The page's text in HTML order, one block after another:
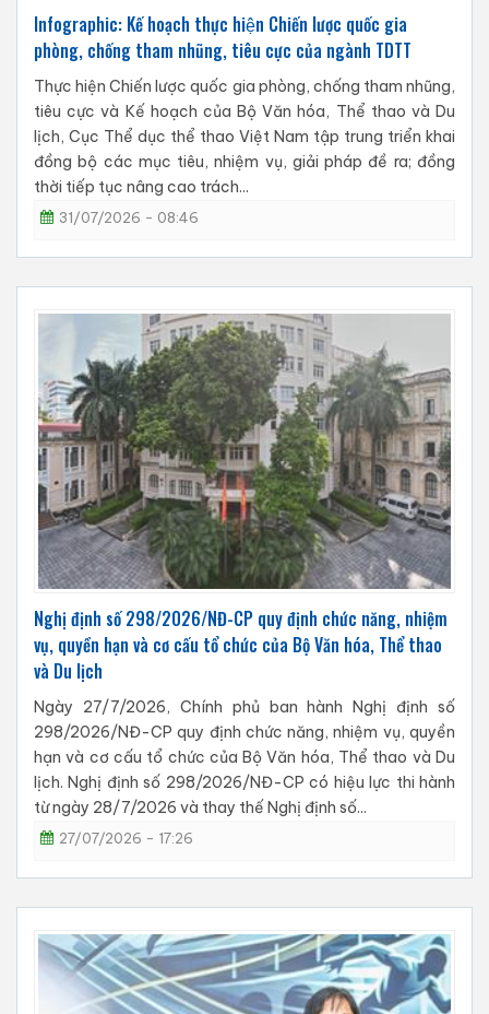
Infographic: Kế hoạch thực hiện Chiến lược quốc gia
phòng, chống tham nhũng, tiêu cực của ngành TDTT
Thực hiện Chiến lược quốc gia phòng, chống tham nhũng,
tiêu cực và Kế hoạch của Bộ Văn hóa, Thể thao và Du
lịch, Cục Thể dục thể thao Việt Nam tập trung triển khai
đồng bộ các mục tiêu, nhiệm vụ, giải pháp đề ra; đồng
thời tiếp tục nâng cao trách...
31/07/2026 - 08:46
Nghị định số 298/2026/NĐ-CP quy định chức năng, nhiệm
vụ, quyền hạn và cơ cấu tổ chức của Bộ Văn hóa, Thể thao
và Du lịch
Ngày 27/7/2026, Chính phủ ban hành Nghị định số
298/2026/NĐ-CP quy định chức năng, nhiệm vụ, quyền
hạn và cơ cấu tổ chức của Bộ Văn hóa, Thể thao và Du
lịch. Nghị định số 298/2026/NĐ-CP có hiệu lực thi hành
từ ngày 28/7/2026 và thay thế Nghị định số...
27/07/2026 - 17:26